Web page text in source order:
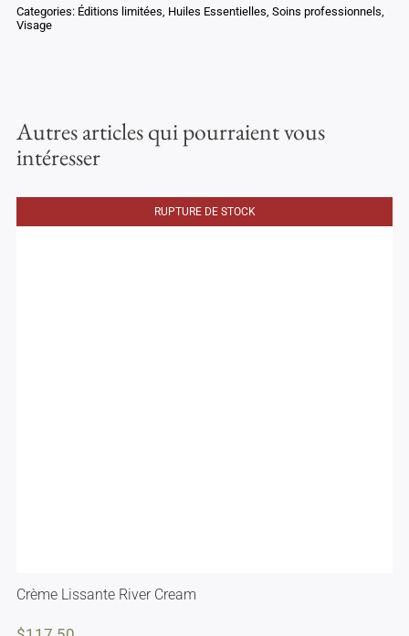
Categories: Éditions limitées, Huiles Essentielles, Soins professionnels,
Visage
Autres articles qui pourraient vous
intéresser
RUPTURE DE STOCK
Crème Lissante River Cream